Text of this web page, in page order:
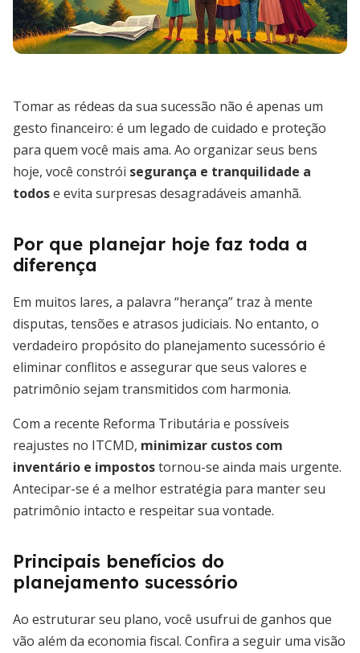
Tomar as rédeas da sua sucessão não é apenas um
gesto financeiro: é um legado de cuidado e proteção
para quem você mais ama. Ao organizar seus bens
hoje, você constrói segurança e tranquilidade a
todose evita surpresas desagradáveis amanhã.
Por que planejar hoje faz toda a
diferença
Em muitos lares, a palavra “herança” traz à mente
disputas, tensões e atrasos judiciais. No entanto, o
verdadeiro propósito do planejamento sucessório é
eliminar conflitos e assegurar que seus valores e
patrimônio sejam transmitidos com harmonia.
Com a recente Reforma Tributária e possíveis
reajustes no ITCMD, minimizar custos com
inventário e impostostornou-se ainda mais urgente.
Antecipar-se é a melhor estratégia para manter seu
patrimônio intacto e respeitar sua vontade.
Principais benefícios do
planejamento sucessório
Ao estruturar seu plano, você usufrui de ganhos que
vão além da economia fiscal. Confira a seguir uma visão